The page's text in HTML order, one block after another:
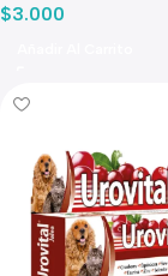
$3.000